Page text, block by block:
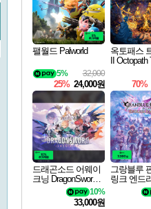
팰월드 Palworld
32,000
5%
25% 24,000원
옥토패스
II Octopath
70%
드래곤소드 어웨이
크닝 DragonSword A
10%
33,000원
그랑블루
링크 엔드
나로크
ntasy